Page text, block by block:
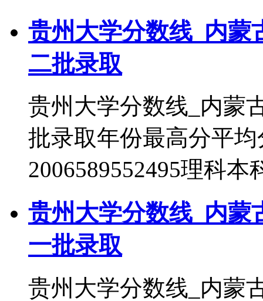
贵州大学分数线_内蒙
二批录取
贵州大学分数线_内蒙
批录取年份最高分平
2006589552495理科本
贵州大学分数线_内蒙
一批录取
贵州大学分数线_内蒙